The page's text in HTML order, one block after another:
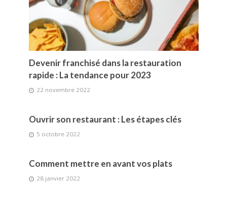
Devenir franchisé dans la restauration
rapide : La tendance pour 2023
22 novembre 2022
Ouvrir son restaurant : Les étapes clés
5 octobre 2022
Comment mettre en avant vos plats
28 janvier 2022